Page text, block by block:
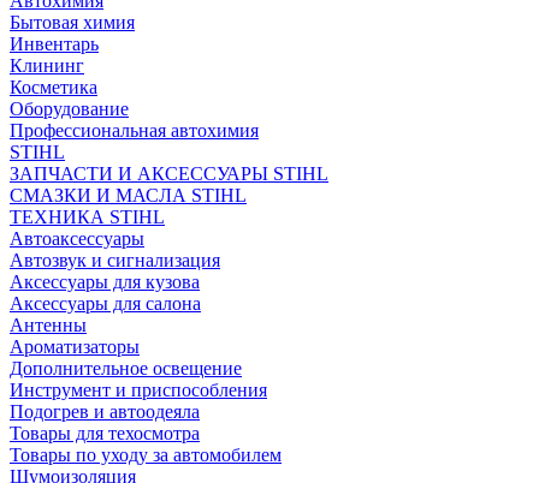
Бытовая химия
Инвентарь
Клининг
Косметика
Оборудование
Профессиональная автохимия
STIHL
ЗАПЧАСТИ И АКСЕССУАРЫ STIHL
СМАЗКИ И МАСЛА STIHL
ТЕХНИКА STIHL
Автоаксессуары
Автозвук и сигнализация
Аксессуары для кузова
Аксессуары для салона
Антенны
Ароматизаторы
Дополнительное освещение
Инструмент и приспособления
Подогрев и автоодеяла
Товары для техосмотра
Товары по уходу за автомобилем
Шумоизоляция